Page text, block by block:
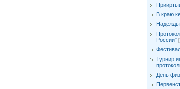
В краю
России"
Турнир
День